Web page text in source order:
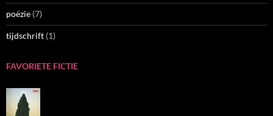
poëzie (7)
tijdschrift (1)
FAVORIETE FICTIE